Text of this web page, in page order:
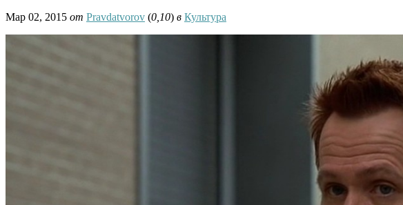
Мар 02, 2015 от Pravdatvorov (0,10) в Культура